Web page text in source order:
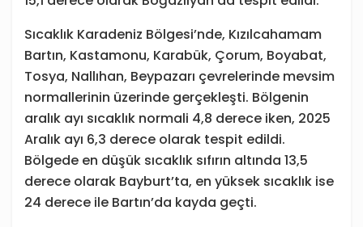
Sıcaklık Karadeniz Bölgesi’nde, Kızılcahamam
Bartın, Kastamonu, Karabük, Çorum, Boyabat,
Tosya, Nallıhan, Beypazarı çevrelerinde mevsim
normallerinin üzerinde gerçekleşti. Bölgenin
aralık ayı sıcaklık normali 4,8 derece iken, 2025
Aralık ayı 6,3 derece olarak tespit edildi.
Bölgede en düşük sıcaklık sıfırın altında 13,5
derece olarak Bayburt’ta, en yüksek sıcaklık ise
24 derece ile Bartın’da kayda geçti.